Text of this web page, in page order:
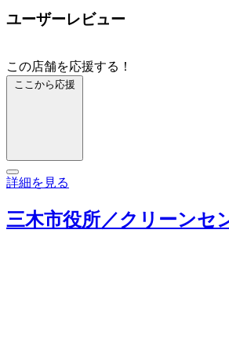
ユーザーレビュー
この店舗を応援する！
ここから応援
詳細を見る
三木市役所／クリーンセ